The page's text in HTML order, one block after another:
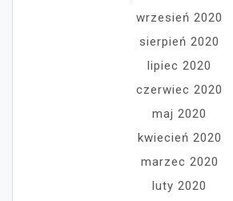
wrzesień 2020
sierpień 2020
lipiec 2020
czerwiec 2020
maj 2020
kwiecień 2020
marzec 2020
luty 2020